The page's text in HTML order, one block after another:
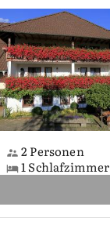
2 Personen
1 Schlafzimmer